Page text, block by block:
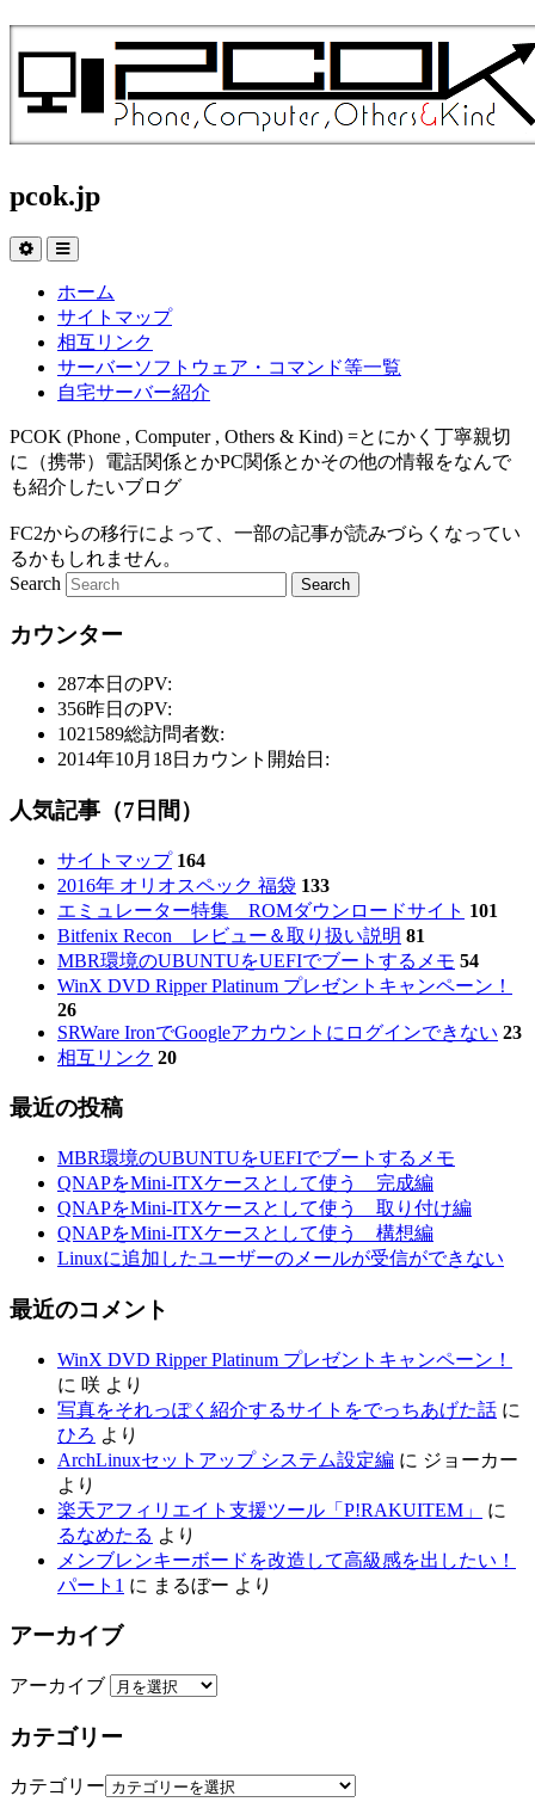
pcok.jp
ホーム
サイトマップ
相互リンク
サーバーソフトウェア・コマンド等一覧
自宅サーバー紹介
PCOK (Phone , Computer , Others & Kind) =とにかく丁寧親切
に（携帯）電話関係とかPC関係とかその他の情報をなんで
も紹介したいブログ
FC2からの移行によって、一部の記事が読みづらくなってい
るかもしれません。
Search
カウンター
287本日のPV:
356昨日のPV:
1021589総訪問者数:
2014年10月18日 カウント開始日:
人気記事（7日間）
サイトマップ 164
2016年 オリオスペック 福袋 133
エミュレーター特集 ROMダウンロードサイト 101
Bitfenix Recon レビュー＆取り扱い説明 81
MBR環境のUBUNTUをUEFIでブートするメモ 54
WinX DVD Ripper Platinum プレゼントキャンペーン！
26
SRWare IronでGoogleアカウントにログインできない 23
相互リンク 20
最近の投稿
MBR環境のUBUNTUをUEFIでブートするメモ
QNAPをMini-ITXケースとして使う 完成編
QNAPをMini-ITXケースとして使う 取り付け編
QNAPをMini-ITXケースとして使う 構想編
Linuxに追加したユーザーのメールが受信ができない
最近のコメント
WinX DVD Ripper Platinum プレゼントキャンペーン！
に 咲 より
写真をそれっぽく紹介するサイトをでっちあげた話 に
ひろ より
ArchLinuxセットアップ システム設定編 に ジョーカー
より
楽天アフィリエイト支援ツール「P!RAKUITEM」
に
るなめたる より
メンブレンキーボードを改造して高級感を出したい！
パート1 に まるぼー より
アーカイブ
アーカイブ
カテゴリー
カテゴリー